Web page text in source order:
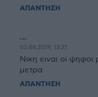
ΑΠΑΝΤΗΣΗ
...
03.06.2019, 13:21
Νικη ειναι οι ψηφοι
μετρα
ΑΠΑΝΤΗΣΗ